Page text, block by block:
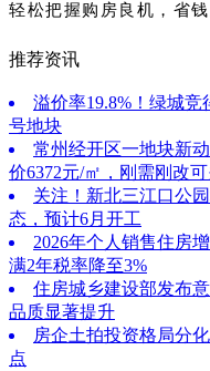
轻松把握购房良机，省钱
推荐资讯
溢价率19.8%！绿城竞
号地块
常州经开区一地块新
价6372元/㎡，刚需刚改
关注！新北三江口公
态，预计6月开工
2026年个人销售住房
满2年税率降至3%
住房城乡建设部发布
品质显著提升
房企土拍投资格局分
点